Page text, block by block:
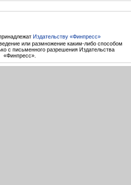
Издательству «Финпресс»
или размножение каким-либо способом
с письменного разрешения Издательства
«Финпресс».